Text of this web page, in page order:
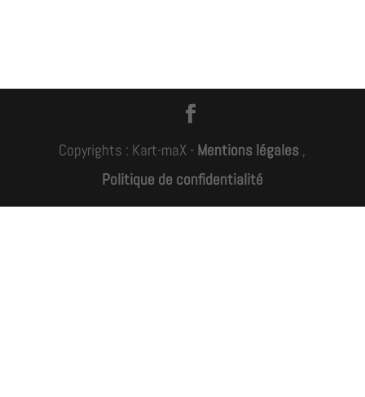
Copyrights : Kart-maX - Mentions légales ,
Politique de confidentialité